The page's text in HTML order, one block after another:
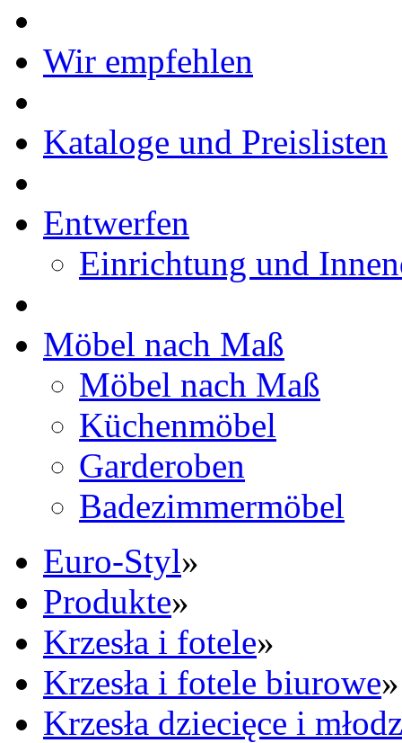
Wir empfehlen
Kataloge und Preislisten
Entwerfen
Einrichtung und
Möbel nach Maß
Möbel nach Maß
Küchenmöbel
Garderoben
Badezimmermöbel
Euro-Styl»
Produkte»
Krzesła i fotele»
Krzesła i fotele biurowe»
Krzesła dziecięce i